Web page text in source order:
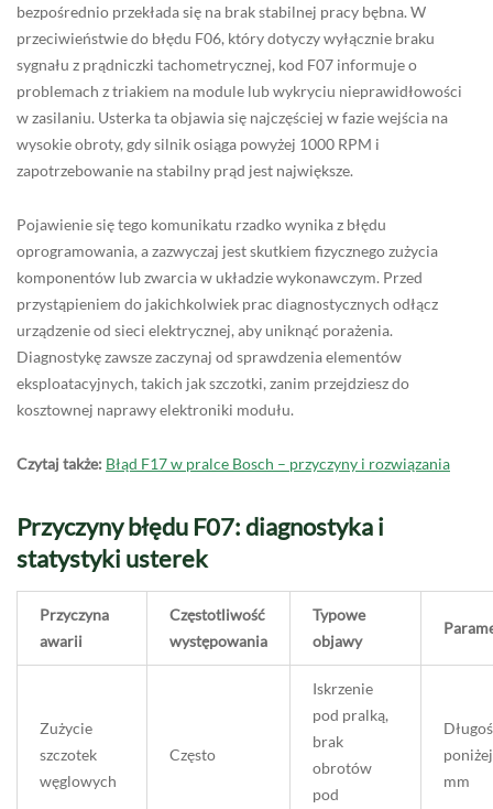
bezpośrednio przekłada się na brak stabilnej pracy bębna. W
przeciwieństwie do błędu F06, który dotyczy wyłącznie braku
sygnału z prądniczki tachometrycznej, kod F07 informuje o
problemach z triakiem na module lub wykryciu nieprawidłowości
w zasilaniu. Usterka ta objawia się najczęściej w fazie wejścia na
wysokie obroty, gdy silnik osiąga powyżej 1000 RPM i
zapotrzebowanie na stabilny prąd jest największe.
Pojawienie się tego komunikatu rzadko wynika z błędu
oprogramowania, a zazwyczaj jest skutkiem fizycznego zużycia
komponentów lub zwarcia w układzie wykonawczym. Przed
przystąpieniem do jakichkolwiek prac diagnostycznych odłącz
urządzenie od sieci elektrycznej, aby uniknąć porażenia.
Diagnostykę zawsze zaczynaj od sprawdzenia elementów
eksploatacyjnych, takich jak szczotki, zanim przejdziesz do
kosztownej naprawy elektroniki modułu.
Czytaj także: Błąd F17 w pralce Bosch – przyczyny i rozwiązania
Przyczyny błędu F07: diagnostyka i
statystyki usterek
Przyczyna
awarii
Częstotliwość
występowania
Typowe
objawy
Zużycie
szczotek
węglowych
Często
Iskrzenie
pod pralką,
brak
obrotów
pod
mm